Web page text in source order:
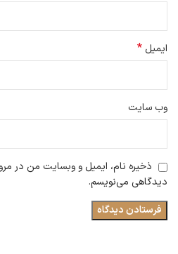
ایمیل *
وب‌ سایت
ذخیره نام، ایمیل و وبسایت من در
دیدگاهی می‌نویسم.